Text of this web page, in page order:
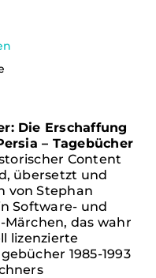
Die Erschaffung
– Tagebücher
Content
übersetzt und
von Stephan
Software- und
das wahr
lizenzierte
1985-1993